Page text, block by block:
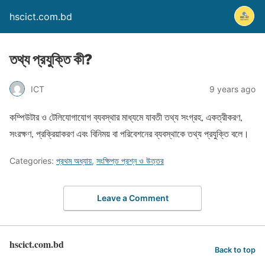
hscict.com.bd
তথ্য প্রযুক্তি কী?
ICT 9 years ago
কম্পিউটার ও টেলিযোগাযোগ ব্যবস্থার মাধ্যমে যাবতী তথ্য সংগ্রহ, একত্রীকরণ,
সংরক্ষণ, প্রক্রিয়াকরণ এবং বিনিময় বা পরিবেশনের ব্যবস্থাকে তথ্য প্রযুক্তি বলে।
Categories: প্রথম অধ্যায়, সংক্ষিপ্ত প্রশ্ন ও উত্তর
Leave a Comment
hscict.com.bd Back to top